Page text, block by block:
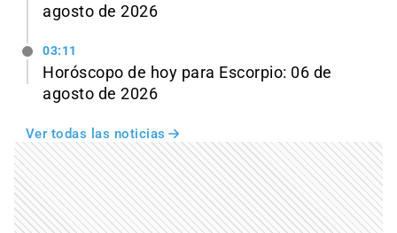
agosto de 2026
03:11
Horóscopo de hoy para Escorpio: 06 de
agosto de 2026
Ver todas las noticias